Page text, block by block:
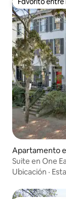
Favorito entre
Apartamento
Suite en One
Ubicación ·